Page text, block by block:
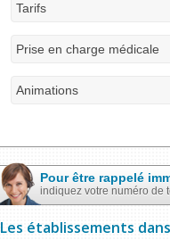
Tarifs
Prise en charge médicale
Animations
Pour être rappelé
indiquez votre numéro de
Les établissements